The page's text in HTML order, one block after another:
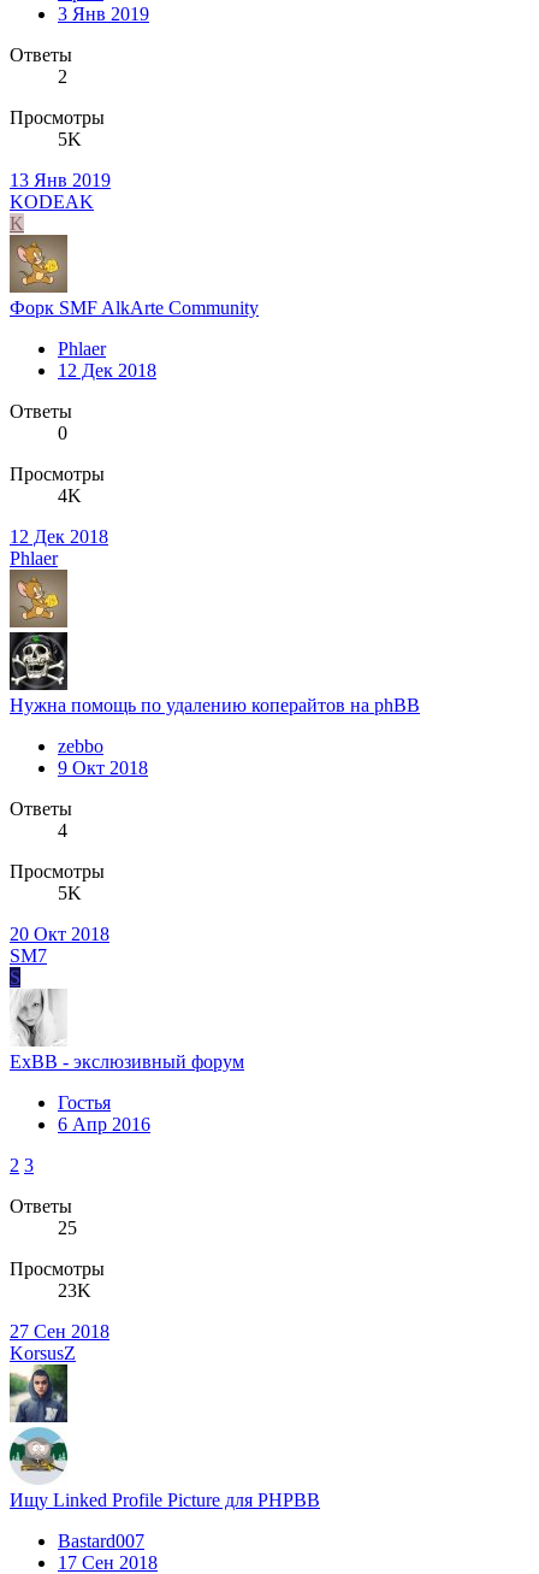
3 Янв 2019
Ответы
2
Просмотры
5K
13 Янв 2019
KODEAK
K
Форк SMF AlkArte Community
Phlaer
12 Дек 2018
Ответы
0
Просмотры
4K
12 Дек 2018
Phlaer
Нужна помощь по удалению коперайтов на phBB
zebbo
9 Окт 2018
Ответы
4
Просмотры
5K
20 Окт 2018
SM7
S
ExBB - экслюзивный форум
Гостья
6 Апр 2016
2 3
Ответы
25
Просмотры
23K
27 Сен 2018
KorsusZ
Ищу Linked Profile Picture для PHPBB
Bastard007
17 Сен 2018